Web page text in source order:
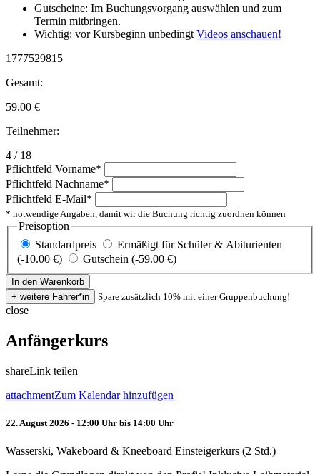
Gutscheine: Im Buchungsvorgang auswählen und zum
Termin mitbringen.
Wichtig: vor Kursbeginn unbedingtVideos anschauen!
1777529815
Gesamt:
59.00 €
Teilnehmer:
4 / 18
Pflichtfeld Vorname*
Pflichtfeld Nachname*
Pflichtfeld E-Mail*
* notwendige Angaben, damit wir die Buchung richtig zuordnen können
Preisoption
Standardpreis
Ermäßigt für Schüler & Abiturienten
(-10.00 €)
Gutschein (-59.00 €)
Spare zusätzlich 10% mit einer Gruppenbuchung!
close
Anfängerkurs
shareLink teilen
attachmentZum Kalendar hinzufügen
22. August 2026 - 12:00 Uhr bis 14:00 Uhr
Wasserski, Wakeboard & Kneeboard Einsteigerkurs (2 Std.)